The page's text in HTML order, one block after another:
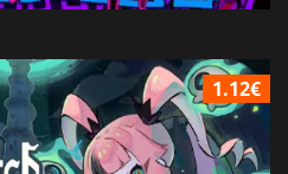
1.12€